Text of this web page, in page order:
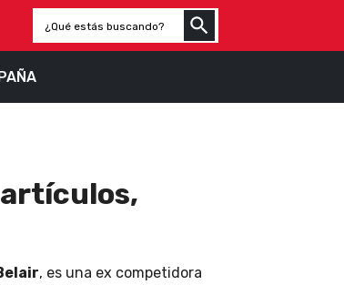
artículos,
, es una ex competidora